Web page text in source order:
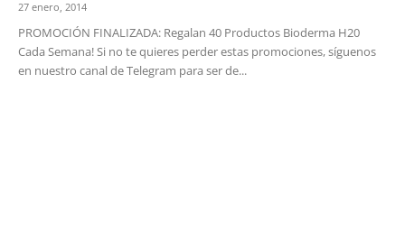
27 enero, 2014
PROMOCIÓN FINALIZADA: Regalan 40 Productos Bioderma H20
Cada Semana! Si no te quieres perder estas promociones, síguenos
en nuestro canal de Telegram para ser de...